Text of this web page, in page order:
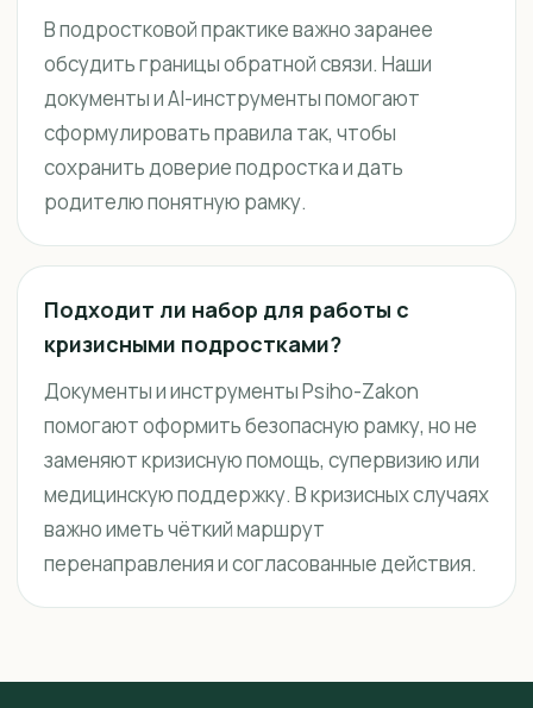
В подростковой практике важно заранее
обсудить границы обратной связи. Наши
документы и AI-инструменты помогают
сформулировать правила так, чтобы
сохранить доверие подростка и дать
родителю понятную рамку.
Подходит ли набор для работы с
кризисными подростками?
Документы и инструменты Psiho-Zakon
помогают оформить безопасную рамку, но не
заменяют кризисную помощь, супервизию или
медицинскую поддержку. В кризисных случаях
важно иметь чёткий маршрут
перенаправления и согласованные действия.